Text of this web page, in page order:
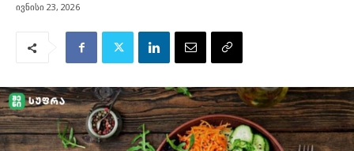
ივნისი 23, 2026